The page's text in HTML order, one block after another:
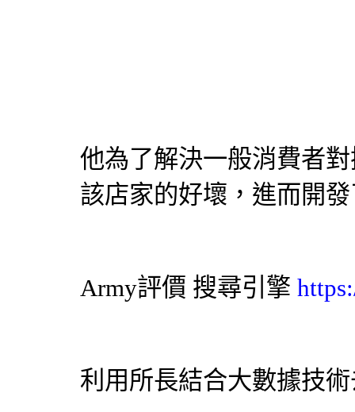
他為了解決一般消費者
該店家的好壞，進而開
Army評價 搜尋引擎
利用所長結合大數據技